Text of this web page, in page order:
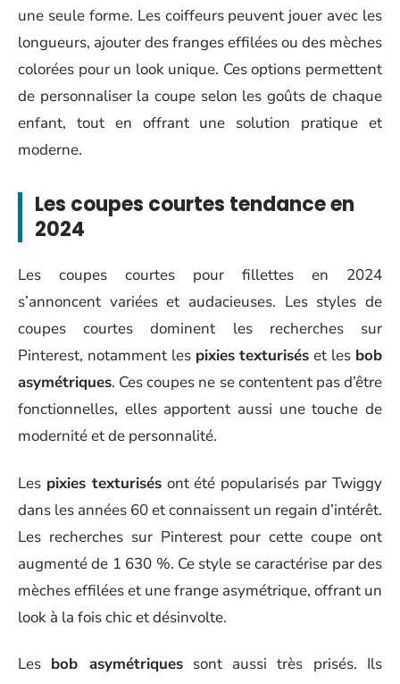
une seule forme. Les coiffeurs peuvent jouer avec les
longueurs, ajouter des franges effilées ou des mèches
colorées pour un look unique. Ces options permettent
de personnaliser la coupe selon les goûts de chaque
enfant, tout en offrant une solution pratique et
moderne.
Les coupes courtes tendance en
2024
Les coupes courtes pour fillettes en 2024
s’annoncent variées et audacieuses. Les styles de
coupes courtes dominent les recherches sur
Pinterest, notamment les pixies texturisés et les bob
asymétriques. Ces coupes ne se contentent pas d’être
fonctionnelles, elles apportent aussi une touche de
modernité et de personnalité.
Les pixies texturisésont été popularisés par Twiggy
dans les années 60 et connaissent un regain d’intérêt.
Les recherches sur Pinterest pour cette coupe ont
augmenté de 1 630 %. Ce style se caractérise par des
mèches effilées et une frange asymétrique, offrant un
look à la fois chic et désinvolte.
Les bob asymétriquessont aussi très prisés. Ils